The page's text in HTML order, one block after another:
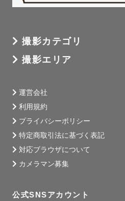
基本は札幌市内での撮影を対応
合があります。
市外での撮影は、別途交通費や
る場合がございます。
またはタクシーでの移動をさせ
撮影カテゴリ
撮影エリア
運営会社
利用規約
プライバシーポリシー
特定商取引法に基づく表記
対応ブラウザについて
カメラマン募集
公式SNSアカウント